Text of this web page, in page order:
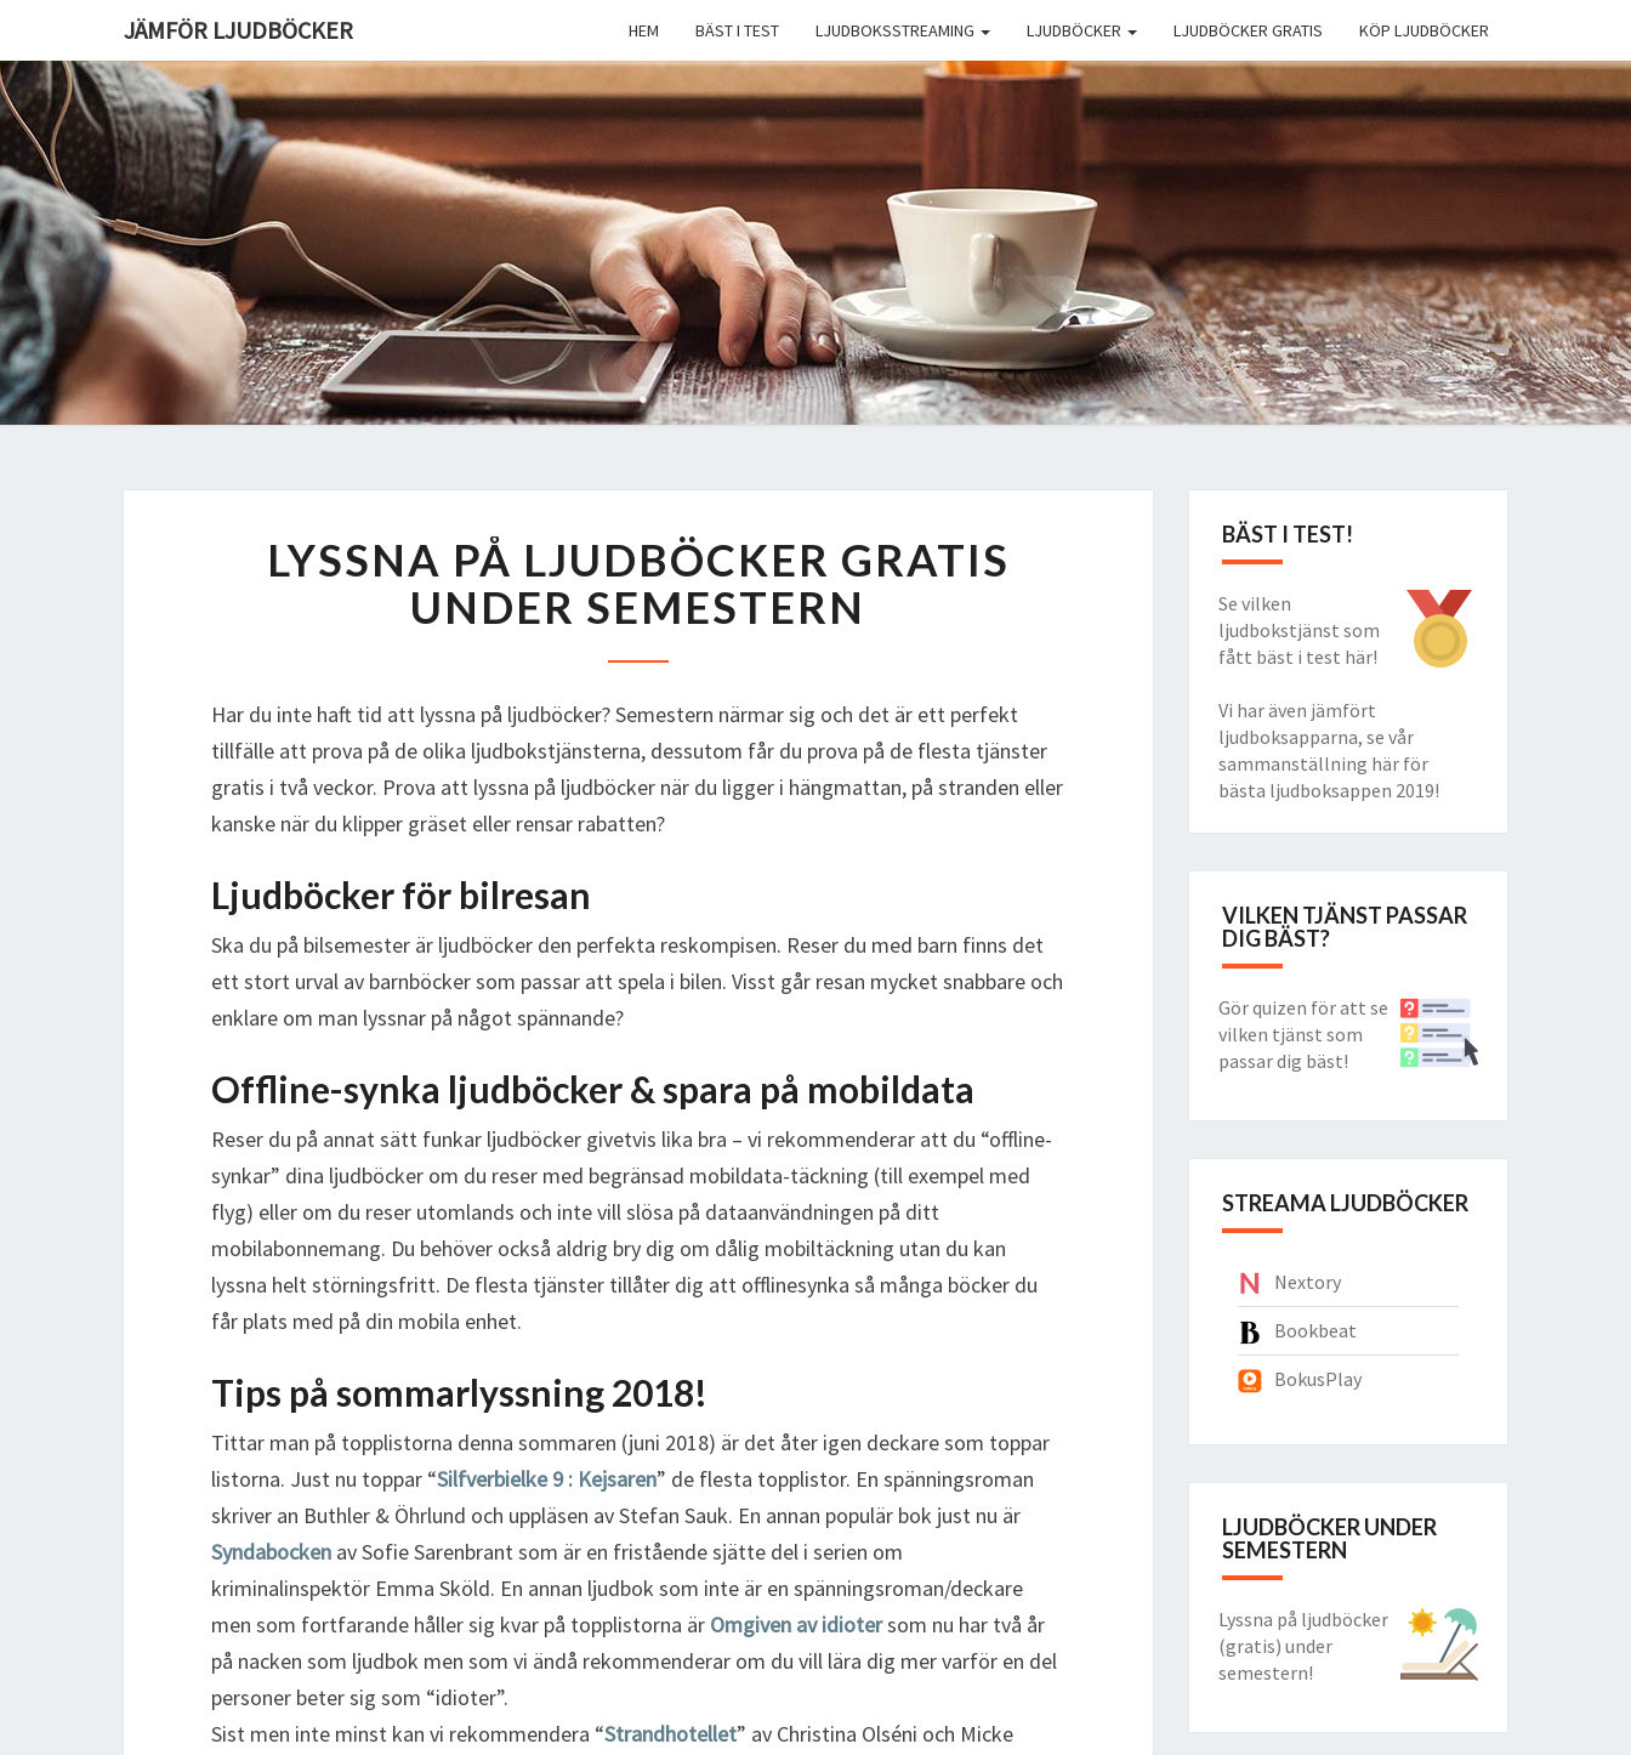
JÄMFÖR LJUDBÖCKER HEM BÄST I TEST LJUDBOKSSTREAMING LJUDBÖCKER LJUDBÖCKER GRATIS KÖP LJUDBÖCKER
Y
S
S
P
L
J
U
C
K
G
R
A
T
S
U
N
R
S
E
M
S
T
E
R
LYSSNA PÅ LJUDBÖCKER GRATIS
UNDER SEMESTERN
Har du inte haft tid att lyssna på ljudböcker? Semestern närmar sig och det är ett perfekt
tillfälle att prova på de olika ljudbokstjänsterna, dessutom får du prova på de flesta tjänster
gratis i två veckor. Prova att lyssna på ljudböcker när du ligger i hängmattan, på stranden eller
kanske när du klipper gräset eller rensar rabatten?
Ljudböcker för bilresan
Ska du på bilsemester är ljudböcker den perfekta reskompisen. Reser du med barn finns det
ett stort urval av barnböcker som passar att spela i bilen. Visst går resan mycket snabbare och
enklare om man lyssnar på något spännande?
Offline-synka ljudböcker & spara på mobildata
Reser du på annat sätt funkar ljudböcker givetvis lika bra – vi rekommenderar att du “offline-
synkar” dina ljudböcker om du reser med begränsad mobildata-täckning (till exempel med
flyg) eller om du reser utomlands och inte vill slösa på dataanvändningen på ditt
mobilabonnemang. Du behöver också aldrig bry dig om dålig mobiltäckning utan du kan
lyssna helt störningsfritt. De flesta tjänster tillåter dig att offlinesynka så många böcker du
får plats med på din mobila enhet.
Tips på sommarlyssning 2018!
Tittar man på topplistorna denna sommaren (juni 2018) är det åter igen deckare som toppar
listorna. Just nu toppar “Silfverbielke 9 : Kejsaren” de flesta topplistor. En spänningsroman
skriver an Buthler & Öhrlund och uppläsen av Stefan Sauk. En annan populär bok just nu är
Syndabocken av Sofie Sarenbrant som är en fristående sjätte del i serien om
kriminalinspektör Emma Sköld. En annan ljudbok som inte är en spänningsroman/deckare
men som fortfarande håller sig kvar på topplistorna är Omgiven av idiotersom nu har två år
på nacken som ljudbok men som vi ändå rekommenderar om du vill lära dig mer varför en del
personer beter sig som “idioter”.
Sist men inte minst kan vi rekommendera “Strandhotellet” av Christina Olséni och Micke
BÄST I TEST!
Se vilken
ljudbokstjänst som
fått bäst i test här!
Vi har även jämfört
ljudboksapparna, se vår
sammanställning här för
bästa ljudboksappen 2019!
VILKEN TJÄNST PASSAR
DIG BÄST?
Gör quizen för att se
vilken tjänst som
passar dig bäst!
STREAMA LJUDBÖCKER
Nextory
Bookbeat
BokusPlay
LJUDBÖCKER UNDER
SEMESTERN
Lyssna på ljudböcker
(gratis) under
semestern!